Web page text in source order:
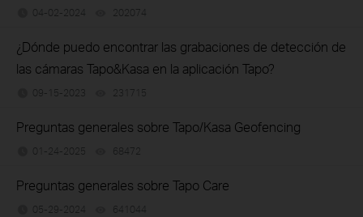
04-02-2024 202074
¿Dónde puedo encontrar las grabaciones de detección de
las cámaras Tapo&Kasa en la aplicación Tapo?
09-15-2023 231715
Preguntas generales sobre Tapo/Kasa Geofencing
01-24-2025 68472
Preguntas generales sobre Tapo Care
05-29-2024 641044